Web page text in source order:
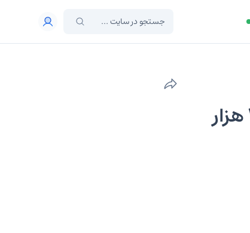
مدیرعامل پلتفرم طلاسی: با وجود محدودیت‌ ها، ۱۵۰ هزار